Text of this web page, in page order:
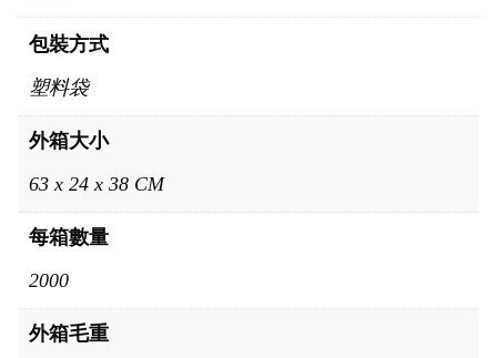
包裝方式
塑料袋
外箱大小
63 x 24 x 38 CM
每箱數量
2000
外箱毛重